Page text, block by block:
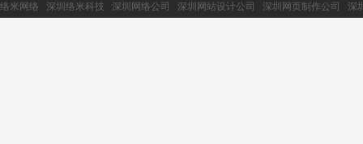
络米网络 深圳络米科技 深圳网络公司 深圳网站设计公司 深圳网页制作公司 深